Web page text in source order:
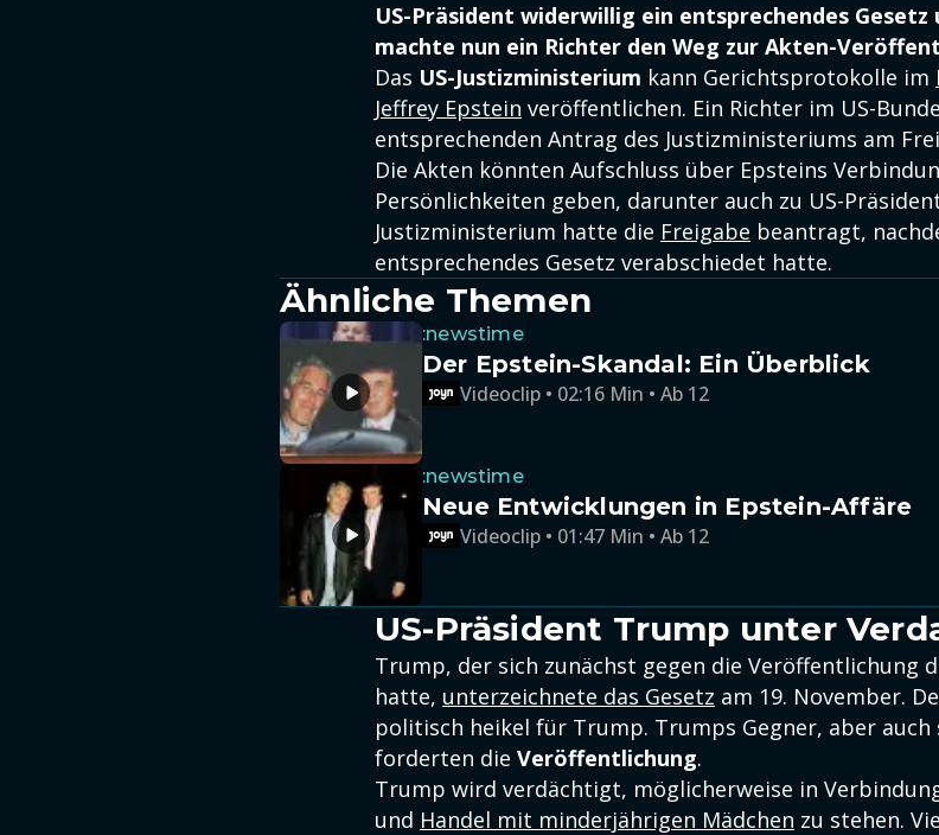
US-Präsident widerwillig ein entsprechendes
machte nun ein Richter den Weg zur Akten-
Das US-Justizministerium kann Gerichtsprotokolle im
Jeffrey Epstein veröffentlichen. Ein Richter im US-
entsprechenden Antrag des Justizministeriums am
Die Akten könnten Aufschluss über Epsteins
Persönlichkeiten geben, darunter auch zu US-
Justizministerium hatte die Freigabe beantragt,
entsprechendes Gesetz verabschiedet hatte.
Ähnliche Themen
:newstime
Der Epstein-Skandal: Ein Überblick
Videoclip • 02:16 Min • Ab 12
:newstime
Neue Entwicklungen in Epstein-Affäre
Videoclip • 01:47 Min • Ab 12
US-Präsident Trump unter
Trump, der sich zunächst gegen die Veröffentlichung
hatte, unterzeichnete das Gesetz am 19. November.
politisch heikel für Trump. Trumps Gegner, aber auch
forderten die Veröffentlichung.
Trump wird verdächtigt, möglicherweise in
und Handel mit minderjährigen Mädchen zu stehen.